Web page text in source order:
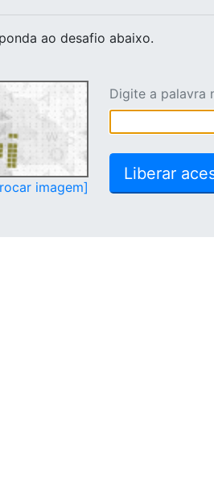
ao desafio abaixo.
imagem]
Digite a palavra